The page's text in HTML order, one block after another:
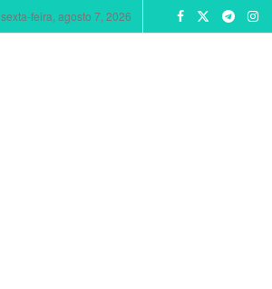
sexta-feira, agosto 7, 2026